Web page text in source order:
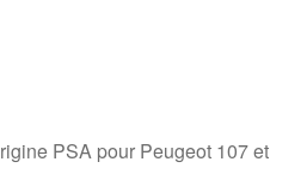
PSA pour Peugeot 107 et